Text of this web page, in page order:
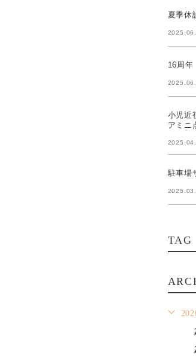
夏季休
16周年
小児近
アミニ
駐車場
TAG